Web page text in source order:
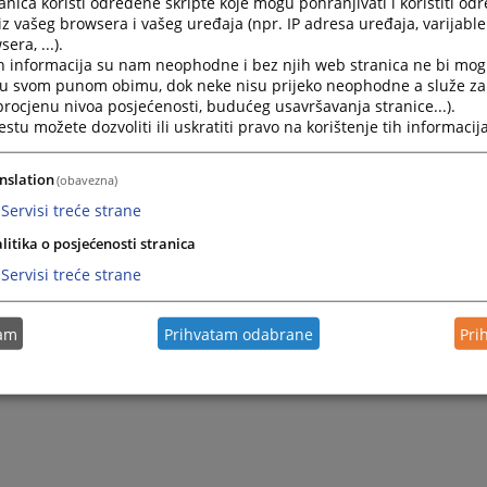
stranke prima svakog petka 08:00 - 12:00.
primanje stranaka koji nisu sa pozivom kod predsjednika
saradnika, vrši se u skladu sa zakonom i Kodeksom
vašeg browsera i vašeg uređaja (npr. IP adresa uređaja,
...).
informacija su nam neophodne i bez njih web stranica ne bi
svom punom obimu, dok neke nisu prijeko neophodne a služe
nivoa posjećenosti, budućeg usavršavanja stranice...).
možete dozvoliti ili uskratiti pravo na korištenje tih
(obavezna)
Servisi treće strane
o posjećenosti stranica
Servisi treće strane
Prihvatam odabrane